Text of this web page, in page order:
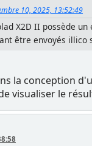
10, 2025, 13:52:49
X2D II possède
être envoyés
la conception
visualiser le